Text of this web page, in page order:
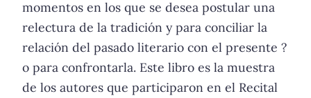
momentos en los que se desea postular una
relectura de la tradición y para conciliar la
relación del pasado literario con el presente ?
o para confrontarla. Este libro es la muestra
de los autores que participaron en el Recital